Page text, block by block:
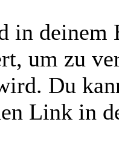
in deinem
um zu
Du
Link in